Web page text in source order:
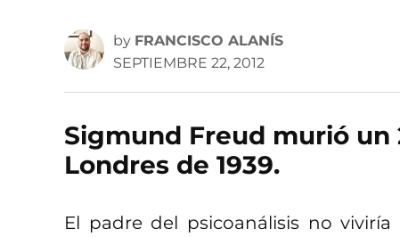
by FRANCISCO ALANÍS
SEPTIEMBRE 22, 2012
Sigmund Freud murió
Londres de 1939.
El padre del psicoanálisis no